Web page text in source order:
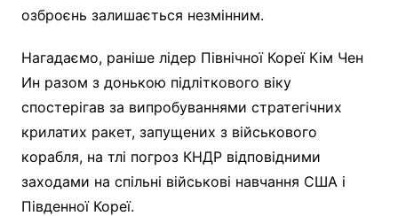
озброєнь залишається незмінним.
Нагадаємо, раніше лідер Північної Кореї Кім Чен
Ин разом з донькою підліткового віку
спостерігав за випробуваннями стратегічних
крилатих ракет, запущених з військового
корабля, на тлі погроз КНДР відповідними
заходами на спільні військові навчання США і
Південної Кореї.